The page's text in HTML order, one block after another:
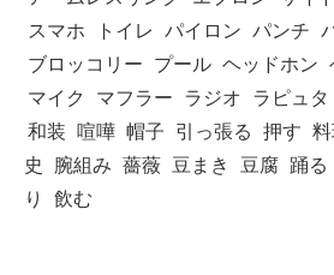
スマホ
トイレ パイロン パンチ
ブロッコリー
プール ヘッドホン
マイク
マフラー ラジオ ラピュタ
和装
喧嘩 帽子 引っ張る 押す
史
腕組み 薔薇 豆まき 豆腐 踊る
り
飲む